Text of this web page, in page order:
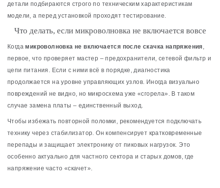
детали подбираются строго по техническим характеристикам
модели, а перед установкой проходят тестирование.
Что делать, если микроволновка не включается вовсе
Когдамикроволновка не включается после скачка напряжения
первое, что проверяет мастер – предохранители, сетевой фильтр и
цепи питания. Если с ними всё в порядке, диагностика
продолжается на уровне управляющих узлов. Иногда визуально
повреждений не видно, но микросхема уже «сгорела». В таком
случае замена платы – единственный выход.
Чтобы избежать повторной поломки, рекомендуется подключать
технику через стабилизатор. Он компенсирует кратковременные
перепады и защищает электронику от пиковых нагрузок. Это
особенно актуально для частного сектора и старых домов, где
напряжение часто «скачет».